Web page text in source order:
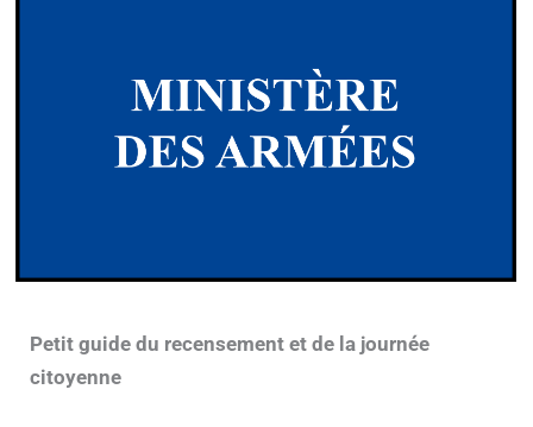
Petit guide du recensement et de la journée
citoyenne